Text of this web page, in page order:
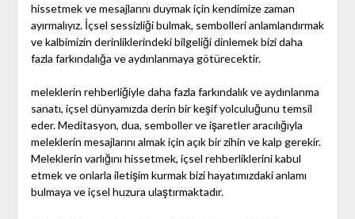
hissetmek ve mesajlarını duymak için kendimize zaman
ayırmalıyız. İçsel sessizliği bulmak, sembolleri anlamlandırmak
ve kalbimizin derinliklerindeki bilgeliği dinlemek bizi daha
fazla farkındalığa ve aydınlanmaya götürecektir.
meleklerin rehberliğiyle daha fazla farkındalık ve aydınlanma
sanatı, içsel dünyamızda derin bir keşif yolculuğunu temsil
eder. Meditasyon, dua, semboller ve işaretler aracılığıyla
meleklerin mesajlarını almak için açık bir zihin ve kalp gerekir.
Meleklerin varlığını hissetmek, içsel rehberliklerini kabul
etmek ve onlarla iletişim kurmak bizi hayatımızdaki anlamı
bulmaya ve içsel huzura ulaştırmaktadır.